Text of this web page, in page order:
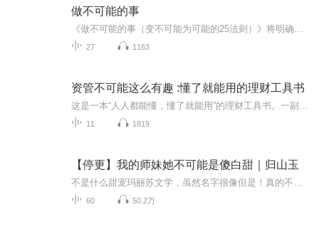
做不可能的事
27 1163
资管不可能这么有趣 :懂了就能用的理财工具书
11 1819
【停更】我的师妹她不可能是傻白甜｜归山玉
60 50.2万